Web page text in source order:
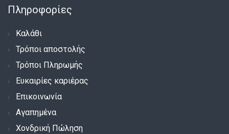
Πληροφορίες
Καλάθι
Τρόποι αποστολής
Τρόποι Πληρωμής
Ευκαιρίες καριέρας
Επικοινωνία
Αγαπημένα
Χονδρική Πώληση